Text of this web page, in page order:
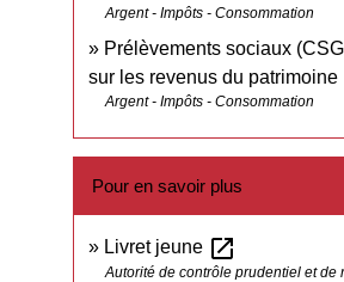
Argent - Impôts - Consommation
Prélèvements sociaux
sur les revenus du patrimoine
Argent - Impôts - Consommation
Pour en savoir plus
Livret jeune open_in_new
Autorité de contrôle prudentiel et de